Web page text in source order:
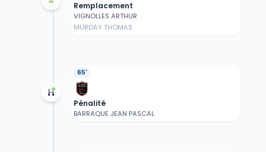
Remplacement
VIGNOLLES ARTHUR
MURDAY THOMAS
65'
Pénalité
BARRAQUE JEAN PASCAL